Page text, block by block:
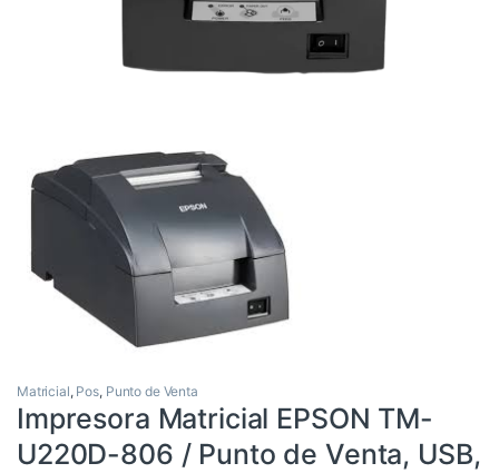
Matricial, Pos, Punto de Venta
Impresora Matricial EPSON TM-
U220D-806 / Punto de Venta, USB,